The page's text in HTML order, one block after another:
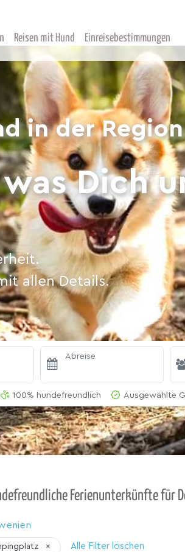
Reisen mit Hund Einreisebestimmungen
in der
Dich
allen Details.
Abreise
100% hundefreundlich Ausgewählte
Ferienunterkünfte für
× Alle Filter löschen